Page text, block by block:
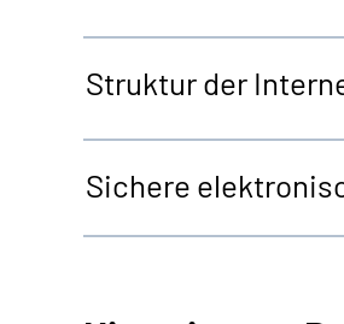
Struktur der
Sichere